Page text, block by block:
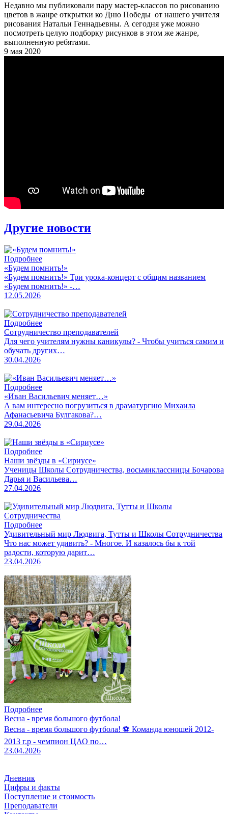
Недавно мы публиковали пару мастер-классов по рисованию
цветов в жанре открытки ко Дню Победы от нашего учителя
рисования Натальи Геннадьевны. А сегодня уже можно
посмотреть целую подборку рисунков в этом же жанре,
выполненную ребятами.
9 мая 2020
Другие новости
Подробнее
«Будем помнить!»
«Будем помнить!» Три урока-концерт с общим названием
«Будем помнить!» -…
12.05.2026
Подробнее
Сотрудничество преподавателей
Для чего учителям нужны каникулы? - Чтобы учиться самим и
обучать других…
30.04.2026
Подробнее
«Иван Васильевич меняет…»
А вам интересно погрузиться в драматургию Михаила
Афанасьевича Булгакова?…
29.04.2026
Подробнее
Наши звёзды в «Сириусе»
Ученицы Школы Сотрудничества, восьмиклассницы Бочарова
Дарья и Васильева…
27.04.2026
Подробнее
Удивительный мир Людвига, Тутты и Школы Сотрудничества
Что нас может удивить? - Многое. И казалось бы к той
радости, которую дарит…
23.04.2026
Подробнее
Весна - время большого футбола!
Весна - время большого футбола! ⚽️ Команда юношей 2012-
2013 г.р - чемпион ЦАО по…
23.04.2026
Дневник
Цифры и факты
Поступление и стоимость
Преподаватели